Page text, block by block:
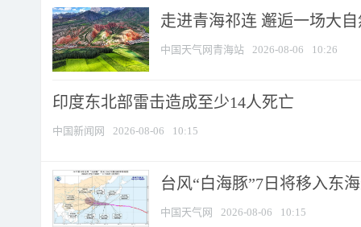
走进青海祁连 邂逅一场大
中国天气网青海站 2026-08-06 10:26
印度东北部雷击造成至少14人死亡
中国新闻网 2026-08-06 10:15
台风“白海豚”7日将移入东
中国天气网 2026-08-06 10:15